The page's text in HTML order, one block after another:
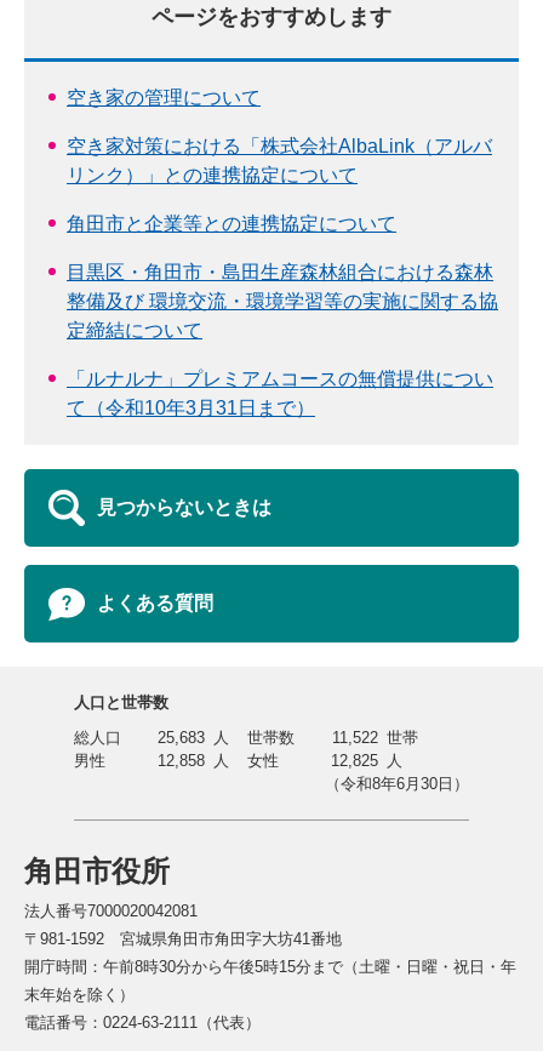
ページをおすすめします
空き家の管理について
空き家対策における「株式会社AlbaLink（アルバ
リンク）」との連携協定について
角田市と企業等との連携協定について
目黒区・角田市・島田生産森林組合における森林
整備及び 環境交流・環境学習等の実施に関する協
定締結について
「ルナルナ」プレミアムコースの無償提供につい
て（令和10年3月31日まで）
見つからないときは
よくある質問
角田市役所
法人番号7000020042081
〒981-1592 宮城県角田市角田字大坊41番地
開庁時間：午前8時30分から午後5時15分まで（土曜・日曜・祝日・年
末年始を除く）
電話番号：0224-63-2111（代表）
人口と世帯数
総人口
25,683 人 世帯数 11,522 世帯
男性
12,858 人 女性 12,825
人
（令和8年6月30日）